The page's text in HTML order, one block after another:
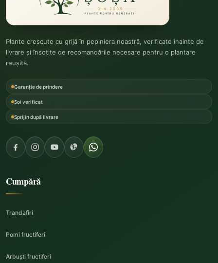
Plante crescute cu grijă în pepiniera noastră, verificate înainte de
livrare și însoțite de recomandările necesare pentru o plantare
reușită.
Garanție de prindere
Soi verificat
Sprijin după livrare
Cumpără
Trandafiri
Pomi fructiferi
Arbuști fructiferi